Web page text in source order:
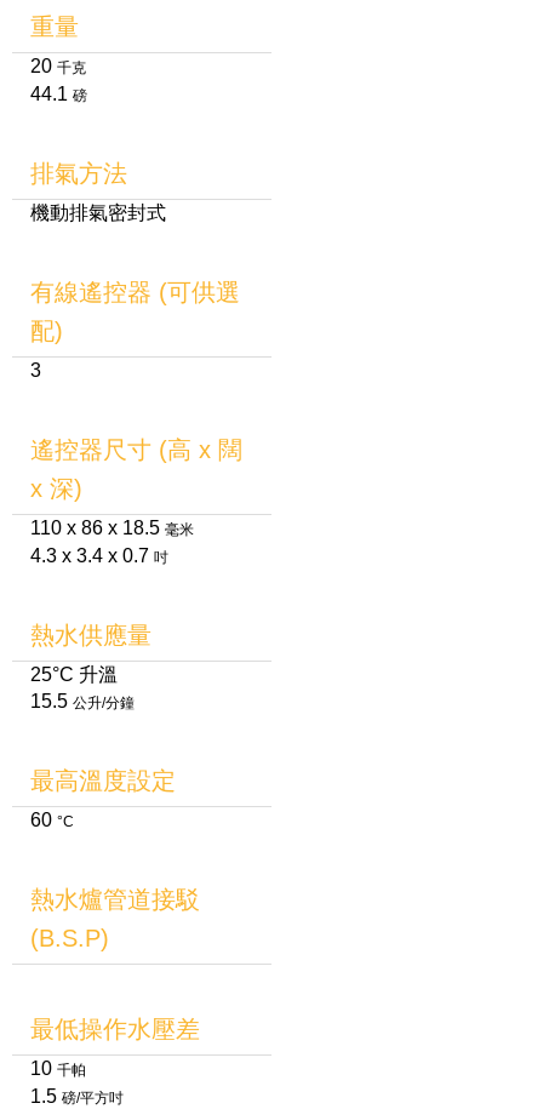
重量
20 千克
44.1 磅
排氣方法
機動排氣密封式
有線遙控器 (可供選
配)
3
遙控器尺寸 (高 x 闊
x 深)
110 x 86 x 18.5 毫米
4.3 x 3.4 x 0.7 吋
熱水供應量
25°C 升溫
15.5 公升/分鐘
最高溫度設定
60 °C
熱水爐管道接駁
(B.S.P)
最低操作水壓差
10 千帕
1.5 磅/平方吋